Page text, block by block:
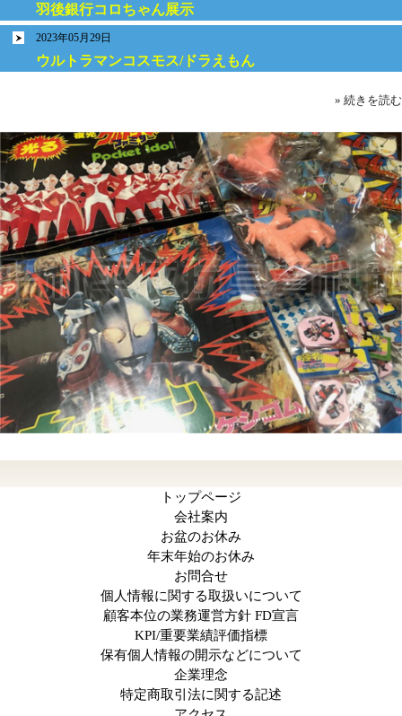
羽後銀行コロちゃん展示
2023年05月29日
ウルトラマンコスモス/ドラえもん
» 続きを読む
トップページ
会社案内
お盆のお休み
年末年始のお休み
お問合せ
個人情報に関する取扱いについて
顧客本位の業務運営方針 FD宣言
KPI/重要業績評価指標
保有個人情報の開示などについて
企業理念
特定商取引法に関する記述